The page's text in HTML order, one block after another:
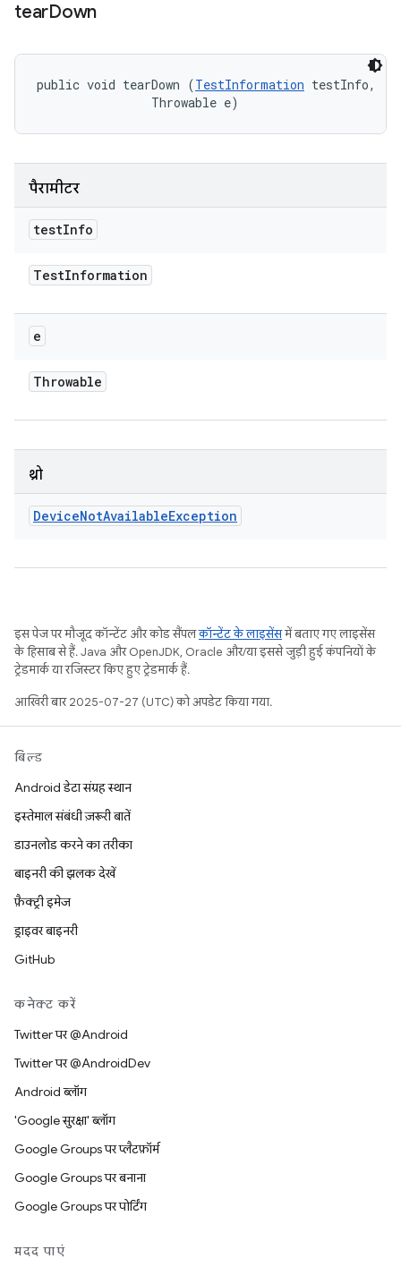
tearDown
public void tearDown (TestInformation testInfo,
                Throwable e)
पैरामीटर
testInfo
TestInformation
e
Throwable
थ्रो
DeviceNotAvailableException
इस पेज पर मौजूद कॉन्टेंट और कोड सैंपलकॉन्टेंट के लाइसेंसमें बताए गए लाइसेंस
के हिसाब से हैं. Java और OpenJDK, Oracle और/या इससे जुड़ी हुई कंपनियों के
ट्रेडमार्क या रजिस्टर किए हुए ट्रेडमार्क हैं.
आखिरी बार 2025-07-27 (UTC) को अपडेट किया गया.
बिल्ड
Android डेटा संग्रह स्थान
इस्तेमाल संबंधी ज़रूरी बातें
डाउनलोड करने का तरीका
बाइनरी की झलक देखें
फ़ैक्ट्री इमेज
ड्राइवर बाइनरी
GitHub
कनेक्ट करें
Twitter पर @Android
Twitter पर @AndroidDev
Android ब्लॉग
'Google सुरक्षा' ब्लॉग
Google Groups पर प्लैटफ़ॉर्म
Google Groups पर बनाना
Google Groups पर पोर्टिंग
मदद पाएं